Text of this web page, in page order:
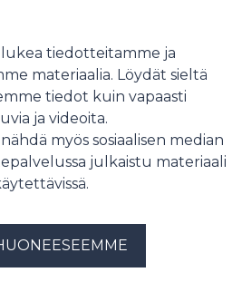
40 000 € rahoitusta.
droonikehityksen
sekä yhteistyö alan
tiedotteitamme ja
materiaalia. Löydät sieltä
tiedot kuin vapaasti
ja videoita.
myös sosiaalisen median
julkaistu materiaali